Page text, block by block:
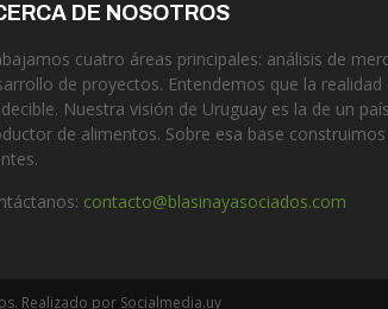
DE NOSOTROS
cuatro áreas principales: análisis de
de proyectos. Entendemos que la
Nuestra visión de Uruguay es la de un
de alimentos. Sobre esa base
contacto@blasinayasociados.com
Realizado por Socialmedia.uy